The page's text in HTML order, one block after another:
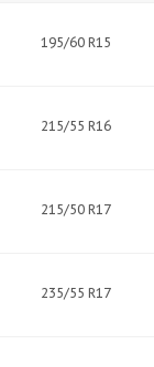
195/60 R15
215/55 R16
215/50 R17
235/55 R17